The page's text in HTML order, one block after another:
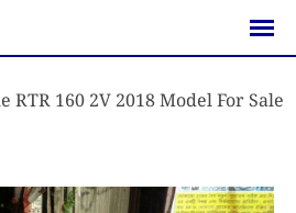
RTR 160 2V 2018 Model For Sale